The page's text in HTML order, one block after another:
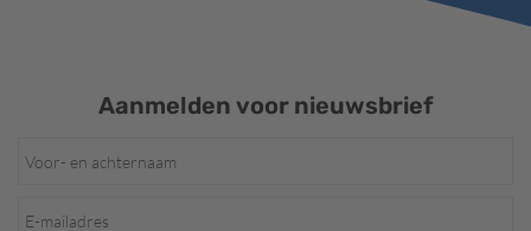
Aanmelden voor nieuwsbrief